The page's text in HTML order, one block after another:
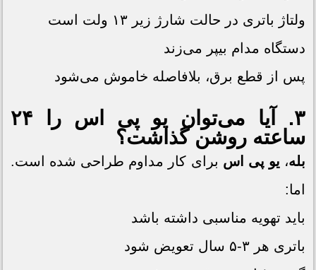
ولتاژ باتری در حالت شارژ زیر ۱۳ ولت است
دستگاه مدام بیپر می‌زند
پس از قطع برق، بلافاصله خاموش می‌شود
۳. آیا می‌توان یو پی اس
را ۲۴
ساعته روشن گذاشت؟
بله، یو پی اس برای کار مداوم طراحی شده است.
اما:
باید تهویه مناسبی داشته باشد
باتری هر ۳-۵ سال تعویض شود